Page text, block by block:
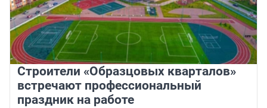
Строители «Образцовых кварталов»
встречают профессиональный
праздник на работе